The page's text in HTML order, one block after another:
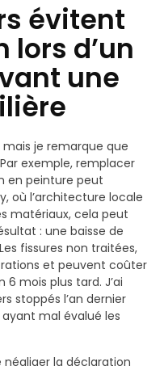
évitent
d’un
une
je remarque que
exemple, remplacer
en peinture peut
où l’architecture locale
matériaux, cela peut
: une baisse de
fissures non traitées,
et peuvent coûter
mois plus tard. J’ai
stoppés l’an dernier
mal évalué les
la déclaration